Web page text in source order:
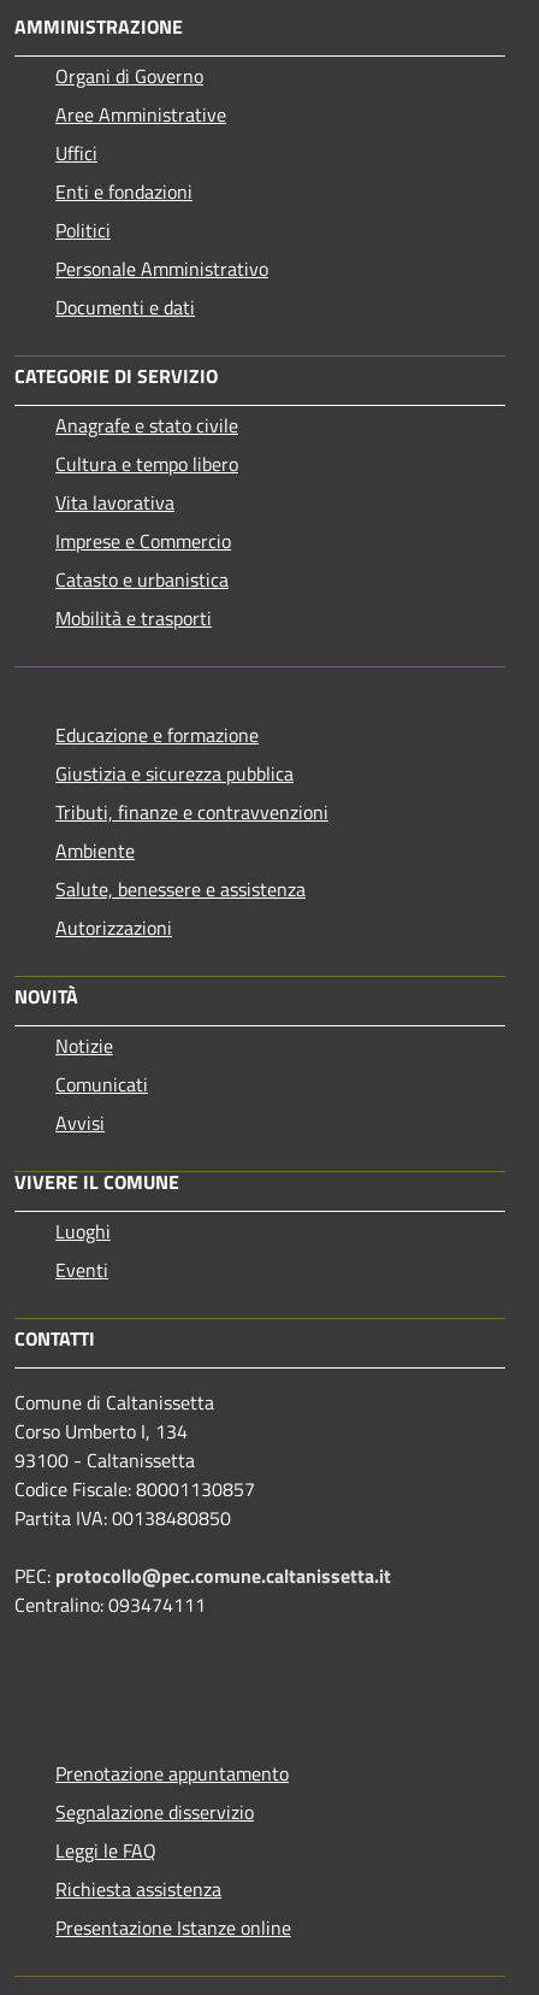
AMMINISTRAZIONE
Organi di Governo
Aree Amministrative
Uffici
Enti e fondazioni
Politici
Personale Amministrativo
Documenti e dati
CATEGORIE DI SERVIZIO
Anagrafe e stato civile
Cultura e tempo libero
Vita lavorativa
Imprese e Commercio
Catasto e urbanistica
Mobilità e trasporti
Educazione e formazione
Giustizia e sicurezza pubblica
Tributi, finanze e contravvenzioni
Ambiente
Salute, benessere e assistenza
Autorizzazioni
NOVITÀ
Notizie
Comunicati
Avvisi
VIVERE IL COMUNE
Luoghi
Eventi
CONTATTI
Comune di Caltanissetta
Corso Umberto I, 134
93100 - Caltanissetta
Codice Fiscale: 80001130857
Partita IVA: 00138480850
PEC: protocollo@pec.comune.caltanissetta.it
Centralino: 093474111
Prenotazione appuntamento
Segnalazione disservizio
Leggi le FAQ
Richiesta assistenza
Presentazione Istanze online